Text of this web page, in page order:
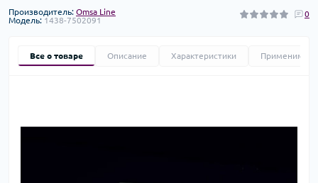
Производитель: Omsa Line
Модель: 1438-7502091
0
Все о товаре Описание Характеристики